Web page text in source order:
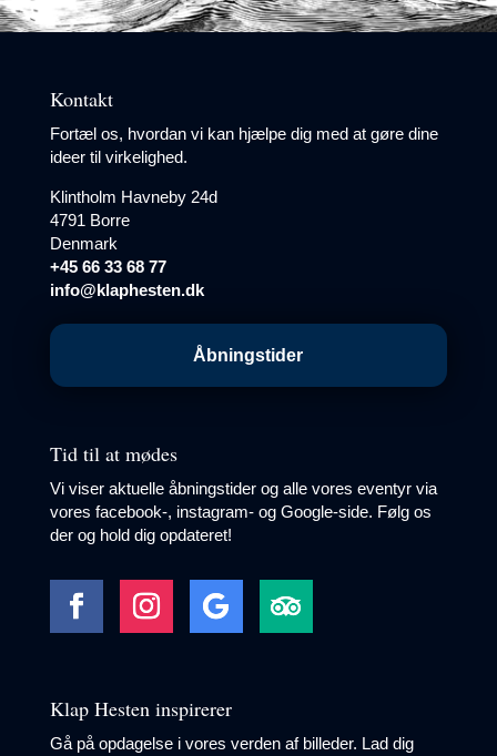
Kontakt
Fortæl os, hvordan vi kan hjælpe dig med at gøre dine
ideer til virkelighed.
Klintholm Havneby 24d
4791 Borre
Denmark
+45 66 33 68 77
info@klaphesten.dk
Åbningstider
Tid til at mødes
Vi viser aktuelle åbningstider og alle vores eventyr via
vores facebook-, instagram- og Google-side. Følg os
der og hold dig opdateret!
Klap Hesten inspirerer
Gå på opdagelse i vores verden af billeder. Lad dig